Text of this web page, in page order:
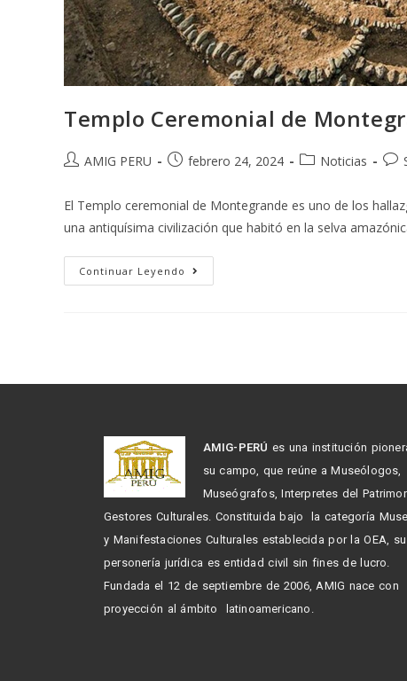
Templo Ceremonial de
AMIG PERU febrero 24, 2024 Noticias
El Templo ceremonial de Montegrande es uno de los
una antiquísima civilización que habitó en la selva
Continuar Leyendo
AMIG-PERÚ es una institución
su campo, que reúne a Museólogos,
Museógrafos, Interpretes del
Gestores Culturales. Constituida bajo la categoría
y Manifestaciones Culturales establecida por la OEA, su
personería jurídica es entidad civil sin fines de lucro.
Fundada el 12 de septiembre de 2006, AMIG nace con
proyección al ámbito latinoamericano.